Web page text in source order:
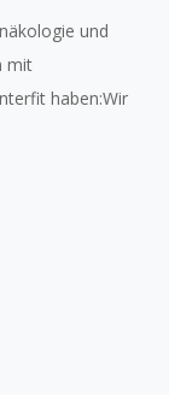
und
mit
haben:Wir